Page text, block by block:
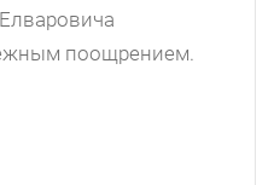
поощрением.